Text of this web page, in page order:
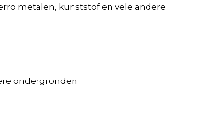
metalen, kunststof en vele andere
ondergronden